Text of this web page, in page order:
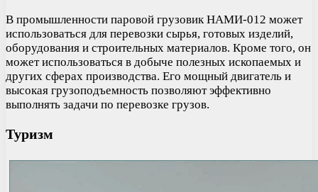
В промышленности паровой грузовик НАМИ-012 может
использоваться для перевозки сырья, готовых изделий,
оборудования и строительных материалов. Кроме того, он
может использоваться в добыче полезных ископаемых и
других сферах производства. Его мощный двигатель и
высокая грузоподъемность позволяют эффективно
выполнять задачи по перевозке грузов.
Туризм